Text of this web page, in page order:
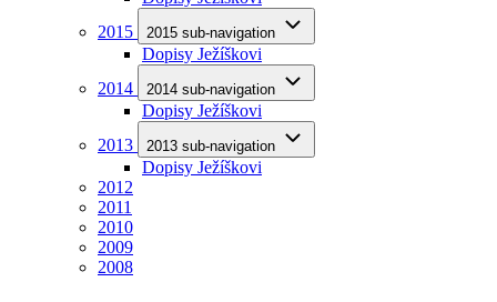
2015
2015 sub-navigation
Dopisy Ježíškovi
2014
2014 sub-navigation
Dopisy Ježíškovi
2013
2013 sub-navigation
Dopisy Ježíškovi
2012
2011
2010
2009
2008